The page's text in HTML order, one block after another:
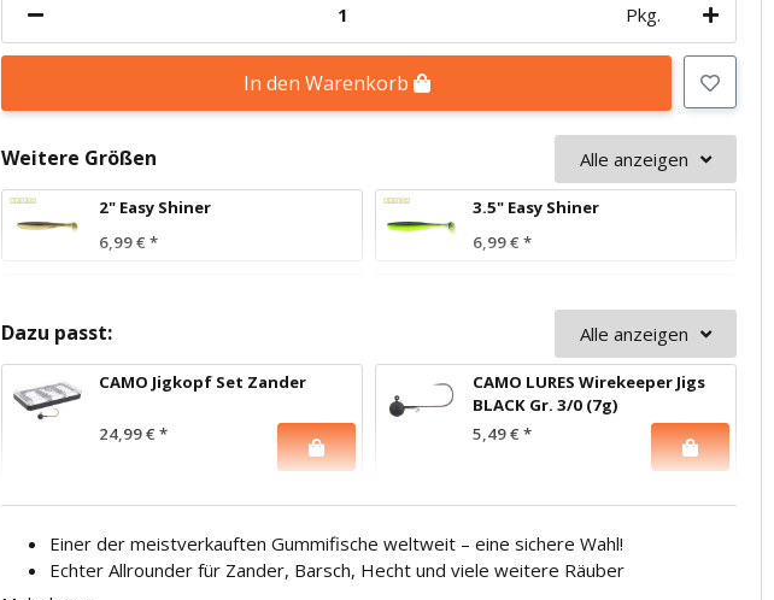
Pkg.
In den Warenkorb
Weitere Größen Alle anzeigen
2" Easy Shiner
6,99 € *
3.5" Easy Shiner
6,99 € *
Dazu passt: Alle anzeigen
CAMO Jigkopf Set Zander
24,99 € *
CAMO LURES Wirekeeper Jigs
BLACK Gr. 3/0 (7g)
5,49 € *
Einer der meistverkauften Gummifische weltweit – eine sichere Wahl!
Echter Allrounder für Zander, Barsch, Hecht und viele weitere Räuber